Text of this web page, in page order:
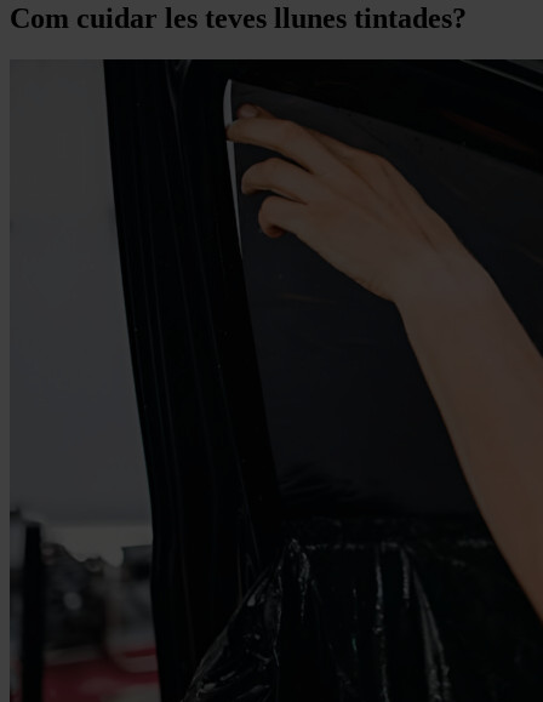
Com cuidar les teves llunes tintades?